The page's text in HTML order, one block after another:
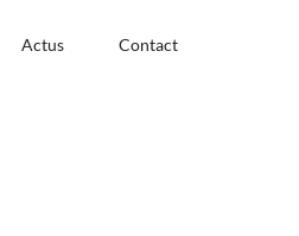
Actus Contact